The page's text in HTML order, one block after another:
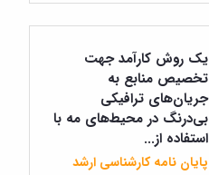
یک روش کارآمد جهت
تخصیص منابع به
جریان‌های ترافیکی
بی‌درنگ در محیط‌های مه با
استفاده از...
پایان نامه کارشناسی ارشد